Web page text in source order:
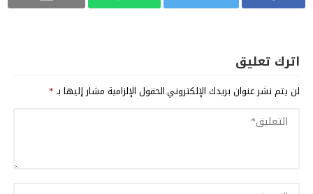
اترك تعليق
لن يتم نشر عنوان بريدك الإلكتروني.الحقول الإلزامية مشار إليها بـ*